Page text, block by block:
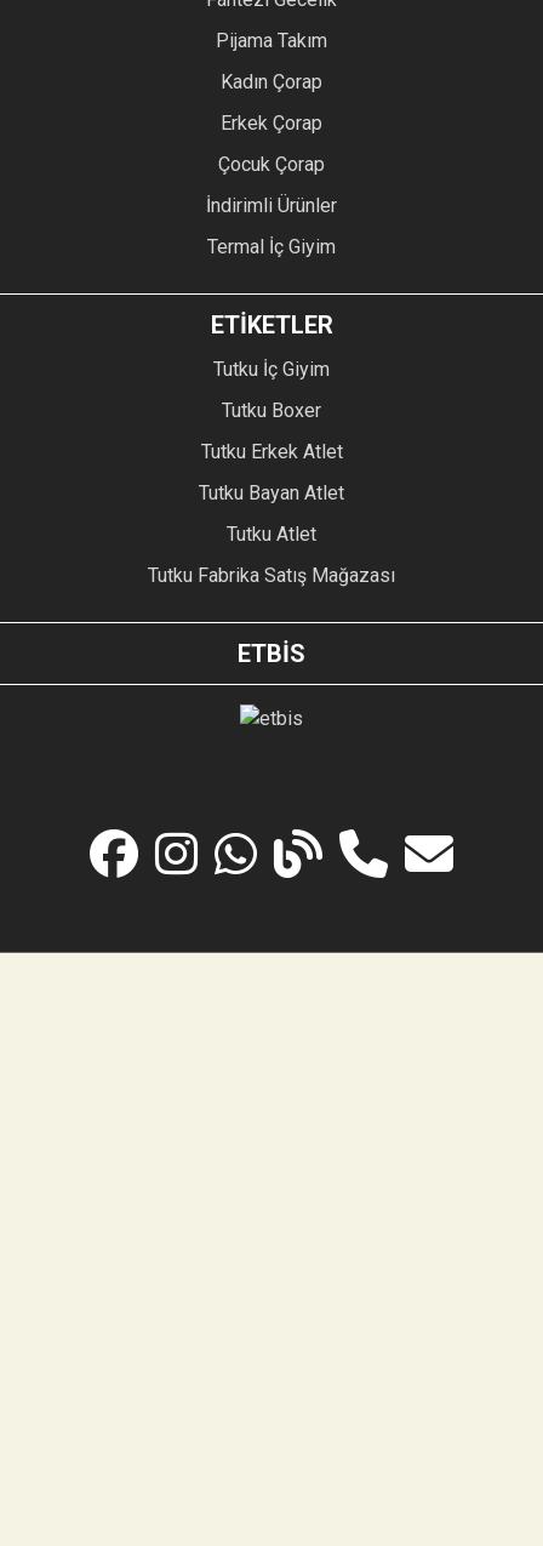
Pijama Takım
Kadın Çorap
Erkek Çorap
Çocuk Çorap
İndirimli Ürünler
Termal İç Giyim
ETİKETLER
Tutku İç Giyim
Tutku Boxer
Tutku Erkek Atlet
Tutku Bayan Atlet
Tutku Atlet
Tutku Fabrika Satış Mağazası
ETBİS